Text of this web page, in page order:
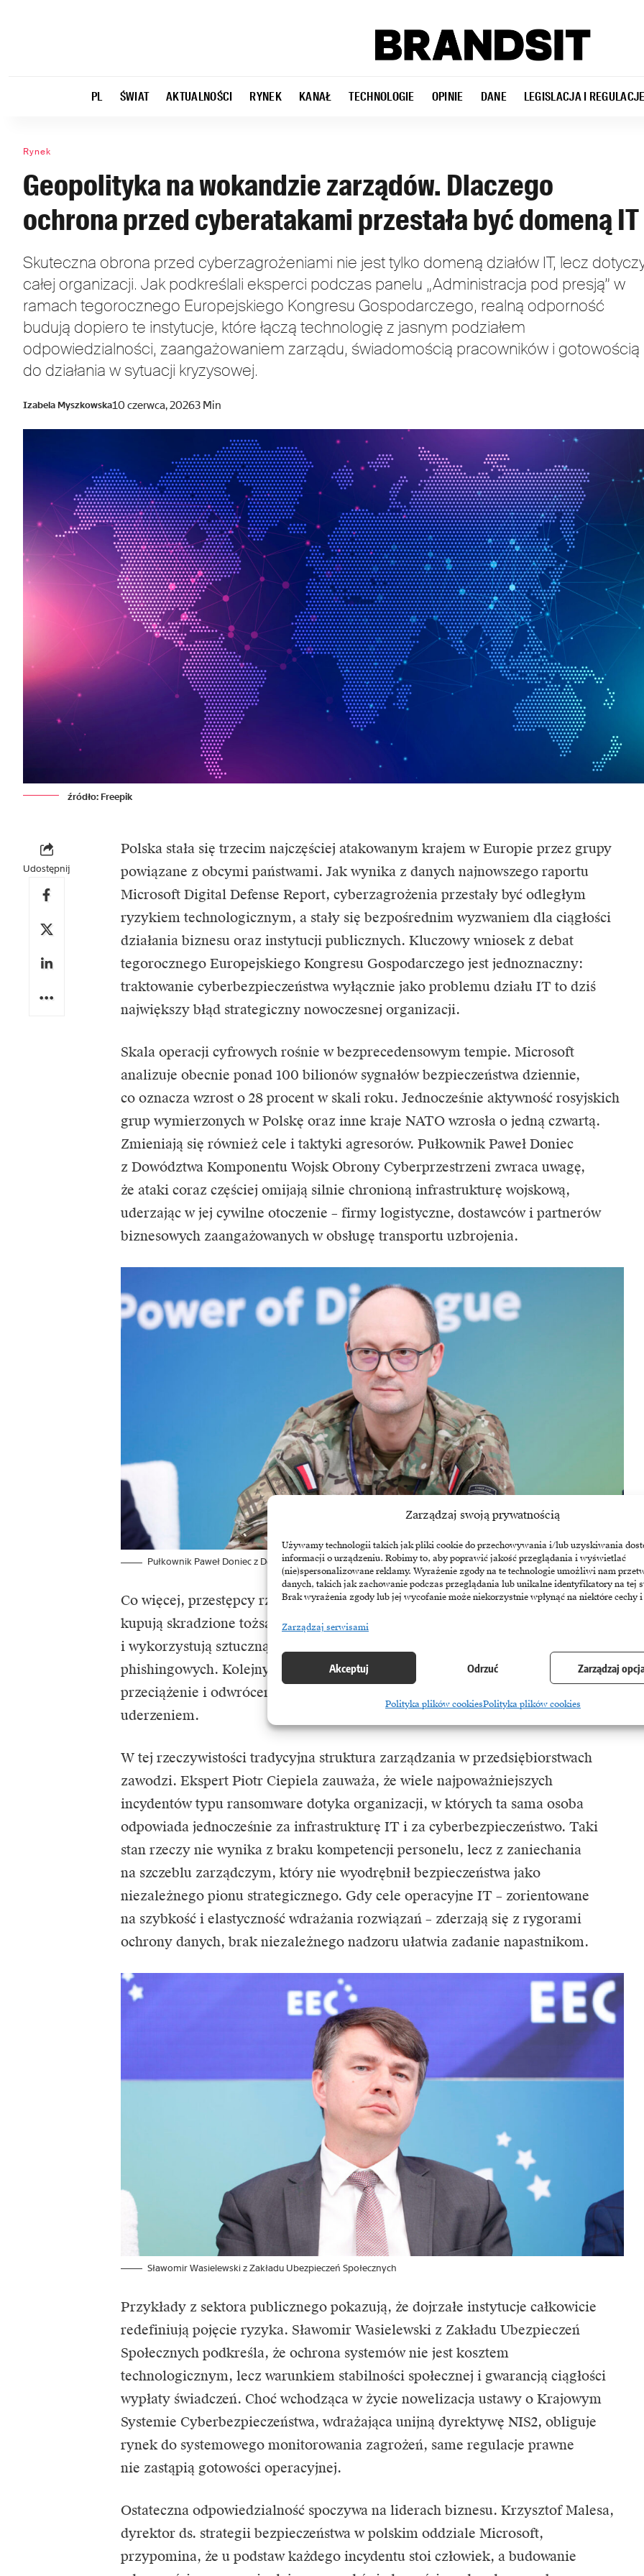
Zarządzaj swoją prywatnością
Używamy technologii takich jak pliki cookie do przechowywania i/lub uzyskiwania
informacji o urządzeniu. Robimy to, aby poprawić jakość przeglądania i wyświetlać
(nie)spersonalizowane reklamy. Wyrażenie zgody na te technologie umożliwi nam
danych, takich jak zachowanie podczas przeglądania lub unikalne identyfikatory na tej
Brak wyrażenia zgody lub jej wycofanie może niekorzystnie wpłynąć na niektóre cechy
Zarządzaj serwisami
Akceptuj Odrzuć Zarządzaj
Polityka plików cookiesPolityka plików cookies
PL ŚWIAT AKTUALNOŚCI RYNEK KANAŁ TECHNOLOGIE OPINIE DANE LEGISLACJA I
Rynek
Geopolityka na wokandzie zarządów. Dlaczego
ochrona przed cyberatakami przestała być domeną IT
Skuteczna obrona przed cyberzagrożeniami nie jest tylko domeną działów IT, lecz
całej organizacji. Jak podkreślali eksperci podczas panelu „Administracja pod presją” w
ramach tegorocznego Europejskiego Kongresu Gospodarczego, realną odporność
budują dopiero te instytucje, które łączą technologię z jasnym podziałem
odpowiedzialności, zaangażowaniem zarządu, świadomością pracowników i gotowością
do działania w sytuacji kryzysowej.
Izabela Myszkowska10 czerwca, 20263 Min
źródło: Freepik
Udostępnij
Polska stała się trzecim najczęściej atakowanym krajem w Europie przez grupy
powiązane z obcymi państwami. Jak wynika z danych najnowszego raportu
Microsoft Digital Defense Report, cyberzagrożenia przestały być odległym
ryzykiem technologicznym, a stały się bezpośrednim wyzwaniem dla ciągłości
działania biznesu oraz instytucji publicznych. Kluczowy wniosek z debat
tegorocznego Europejskiego Kongresu Gospodarczego jest jednoznaczny:
traktowanie cyberbezpieczeństwa wyłącznie jako problemu działu IT to dziś
największy błąd strategiczny nowoczesnej organizacji.
Skala operacji cyfrowych rośnie w bezprecedensowym tempie. Microsoft
analizuje obecnie ponad 100 bilionów sygnałów bezpieczeństwa dziennie,
co oznacza wzrost o 28 procent w skali roku. Jednocześnie aktywność rosyjskich
grup wymierzonych w Polskę oraz inne kraje NATO wzrosła o jedną czwartą.
Zmieniają się również cele i taktyki agresorów. Pułkownik Paweł Doniec
z Dowództwa Komponentu Wojsk Obrony Cyberprzestrzeni zwraca uwagę,
że ataki coraz częściej omijają silnie chronioną infrastrukturę wojskową,
uderzając w jej cywilne otoczenie – firmy logistyczne, dostawców i partnerów
biznesowych zaangażowanych w obsługę transportu uzbrojenia.
Pułkownik Paweł Doniec z Dowództwa Komponentu Wojsk Obrony Cyberprzestrzeni
Co więcej, przestępcy rzadziej szukają luk w oprogramowaniu. Zamiast tego
kupują skradzione tożsamości w darknecie, manipulują pracownikami
i wykorzystują sztuczną inteligencję do tworzenia precyzyjnych kampanii
phishingowych. Kolejnym wyzwaniem są operacje mające na celu celowe
przeciążenie i odwrócenie uwagi zespołów obronnych przed właściwym
uderzeniem.
W tej rzeczywistości tradycyjna struktura zarządzania w przedsiębiorstwach
zawodzi. Ekspert Piotr Ciepiela zauważa, że wiele najpoważniejszych
incydentów typu ransomware dotyka organizacji, w których ta sama osoba
odpowiada jednocześnie za infrastrukturę IT i za cyberbezpieczeństwo. Taki
stan rzeczy nie wynika z braku kompetencji personelu, lecz z zaniechania
na szczeblu zarządczym, który nie wyodrębnił bezpieczeństwa jako
niezależnego pionu strategicznego. Gdy cele operacyjne IT – zorientowane
na szybkość i elastyczność wdrażania rozwiązań – zderzają się z rygorami
ochrony danych, brak niezależnego nadzoru ułatwia zadanie napastnikom.
Sławomir Wasielewski z Zakładu Ubezpieczeń Społecznych
Przykłady z sektora publicznego pokazują, że dojrzałe instytucje całkowicie
redefiniują pojęcie ryzyka. Sławomir Wasielewski z Zakładu Ubezpieczeń
Społecznych podkreśla, że ochrona systemów nie jest kosztem
technologicznym, lecz warunkiem stabilności społecznej i gwarancją ciągłości
wypłaty świadczeń. Choć wchodząca w życie nowelizacja ustawy o Krajowym
Systemie Cyberbezpieczeństwa, wdrażająca unijną dyrektywę NIS2, obliguje
rynek do systemowego monitorowania zagrożeń, same regulacje prawne
nie zastąpią gotowości operacyjnej.
Ostateczna odpowiedzialność spoczywa na liderach biznesu. Krzysztof Malesa,
dyrektor ds. strategii bezpieczeństwa w polskim oddziale Microsoft,
przypomina, że u podstaw każdego incydentu stoi człowiek, a budowanie